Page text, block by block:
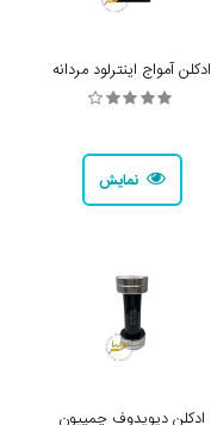
ادکلن آمواج اینترلود مردانه
نمایش
ادکلن دیویدوف چمپیون